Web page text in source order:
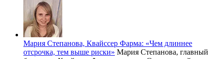
Мария Степанова, Квайссер Фарма: «Чем длиннее
отсрочка, тем выше риски» Мария Степанова, главный